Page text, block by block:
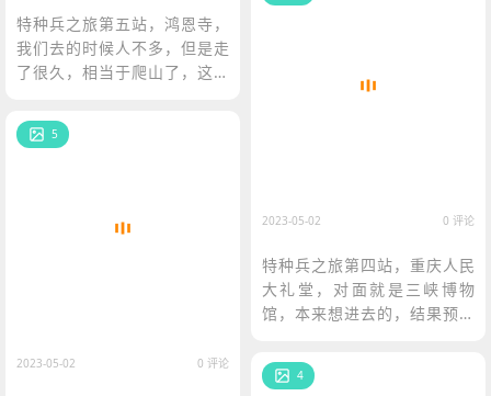
特种兵之旅第五站，鸿恩寺，
我们去的时候人不多，但是走
了很久，相当于爬山了，这里
不过晚上的话应该很好看。然
后冉同学加入了我们的队伍
2023-05-02 0 评论
特种兵之旅第四站，重庆人民
大礼堂，对面就是三峡博物
馆，本来想进去的，结果预约
客数量
5
2023-05-02 0 评论
4